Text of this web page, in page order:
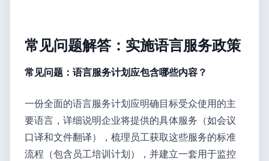
常见问题解答：实施语言服务政策
常见问题：语言服务计划应包含哪些内容？
一份全面的语言服务计划应明确目标受众使用的主
要语言，详细说明企业将提供的具体服务（如会议
口译和文件翻译），梳理员工获取这些服务的标准
流程（包含员工培训计划），并建立一套用于监控